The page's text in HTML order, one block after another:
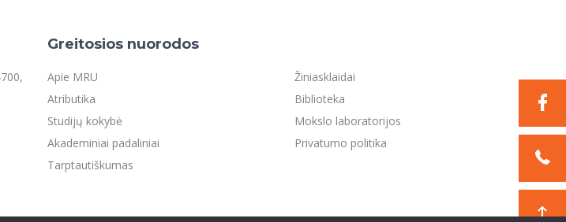
Greitosios nuorodos
Apie MRU
Atributika
Studijų kokybė
Akademiniai padaliniai
Tarptautiškumas
Žiniasklaidai
Biblioteka
Mokslo laboratorijos
Privatumo politika